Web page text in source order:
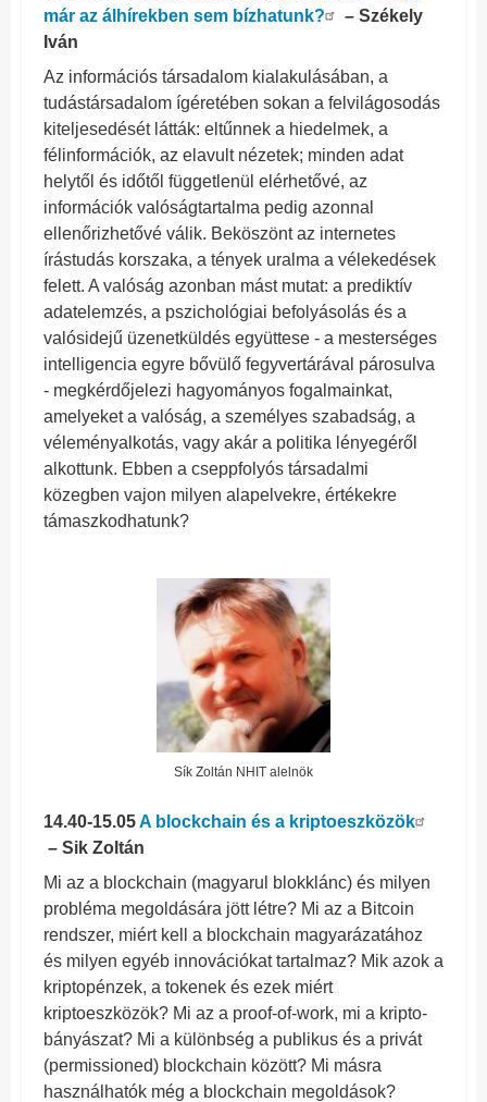
már az álhírekben sem bízhatunk?
– Székely
Iván
Az információs társadalom kialakulásában, a
tudástársadalom ígéretében sokan a felvilágosodás
kiteljesedését látták: eltűnnek a hiedelmek, a
félinformációk, az elavult nézetek; minden adat
helytől és időtől függetlenül elérhetővé, az
információk valóságtartalma pedig azonnal
ellenőrizhetővé válik. Beköszönt az internetes
írástudás korszaka, a tények uralma a vélekedések
felett. A valóság azonban mást mutat: a prediktív
adatelemzés, a pszichológiai befolyásolás és a
valósidejű üzenetküldés együttese - a mesterséges
intelligencia egyre bővülő fegyvertárával párosulva
- megkérdőjelezi hagyományos fogalmainkat,
amelyeket a valóság, a személyes szabadság, a
véleményalkotás, vagy akár a politika lényegéről
alkottunk. Ebben a cseppfolyós társadalmi
közegben vajon milyen alapelvekre, értékekre
támaszkodhatunk?
Sík Zoltán NHIT alelnök
14.40-15.05A blockchain és a kriptoeszközök
– Sik Zoltán
Mi az a blockchain (magyarul blokklánc) és milyen
probléma megoldására jött létre? Mi az a Bitcoin
rendszer, miért kell a blockchain magyarázatához
és milyen egyéb innovációkat tartalmaz? Mik azok a
kriptopénzek, a tokenek és ezek miért
kriptoeszközök? Mi az a proof-of-work, mi a kripto-
bányászat? Mi a különbség a publikus és a privát
(permissioned) blockchain között? Mi másra
használhatók még a blockchain megoldások?